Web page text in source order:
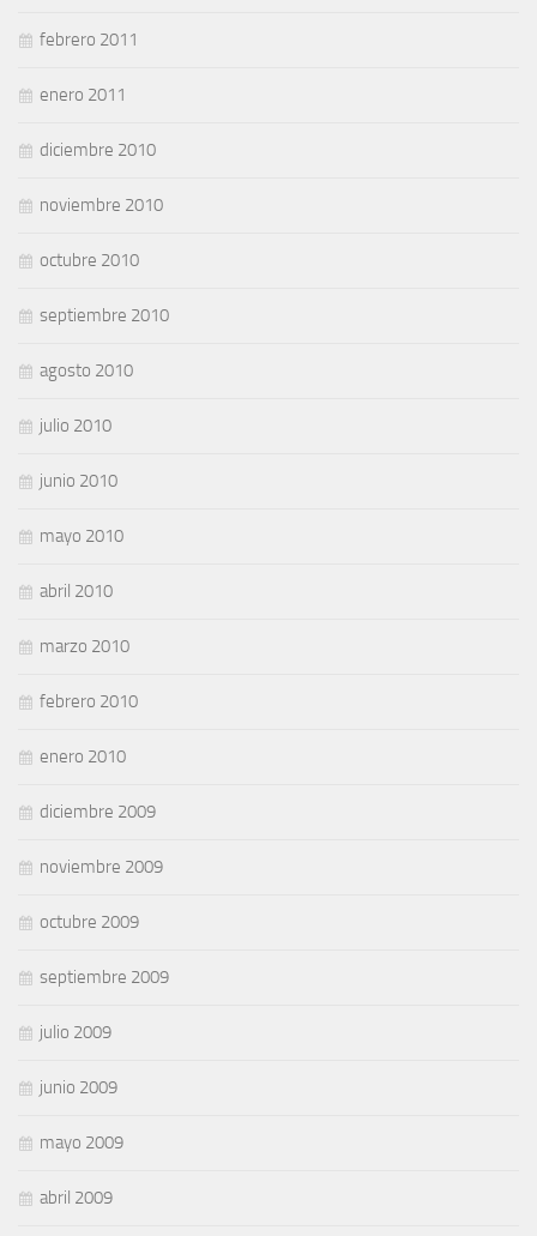
febrero 2011
enero 2011
diciembre 2010
noviembre 2010
octubre 2010
septiembre 2010
agosto 2010
julio 2010
junio 2010
mayo 2010
abril 2010
marzo 2010
febrero 2010
enero 2010
diciembre 2009
noviembre 2009
octubre 2009
septiembre 2009
julio 2009
junio 2009
mayo 2009
abril 2009